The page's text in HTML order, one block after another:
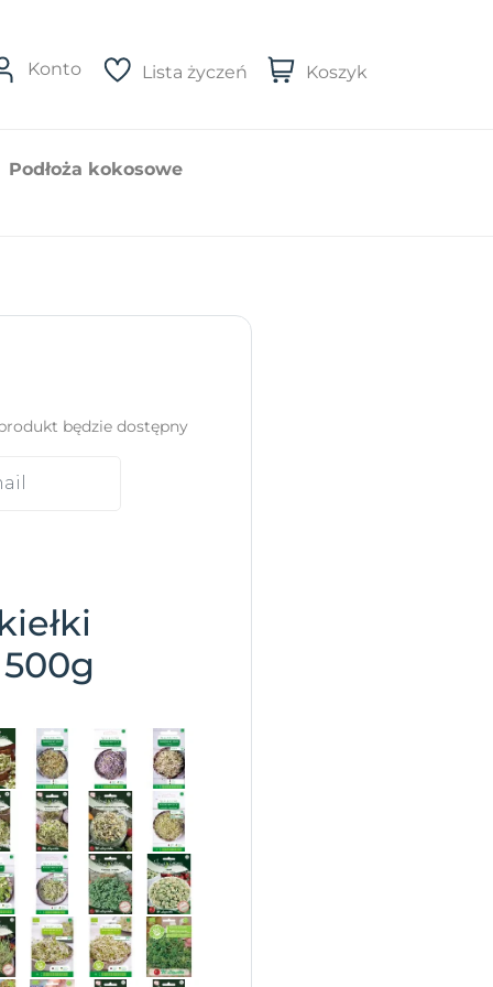
Konto Lista życzeń Koszyk
Podłoża kokosowe
będzie dostępny